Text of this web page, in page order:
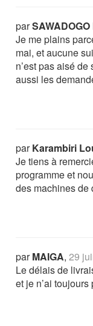
par
Je me plains
mai, et aucune
n’est pas aisé
aussi les
parKarambiri
Je tiens à
programme et
des machines de
parMAIGA,29
Le délais de
et je n’ai